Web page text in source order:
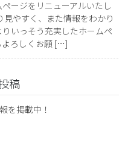
ージをリニューアルいたし
やすく、また情報をわかり
いっそう充実したホームペ
よろしくお願 […]
稿
を掲載中！